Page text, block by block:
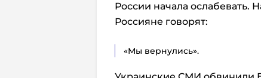
России начала ослабевать.
Россияне говорят:
«Мы вернулись».